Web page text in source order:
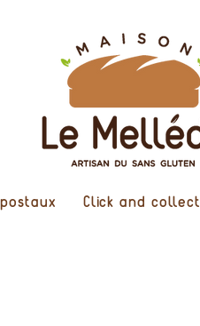
Click and collect